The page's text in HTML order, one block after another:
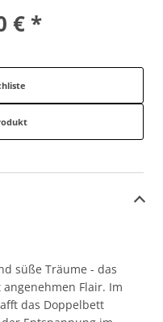
€ *
süße Träume - das
Flair. Im
das Doppelbett